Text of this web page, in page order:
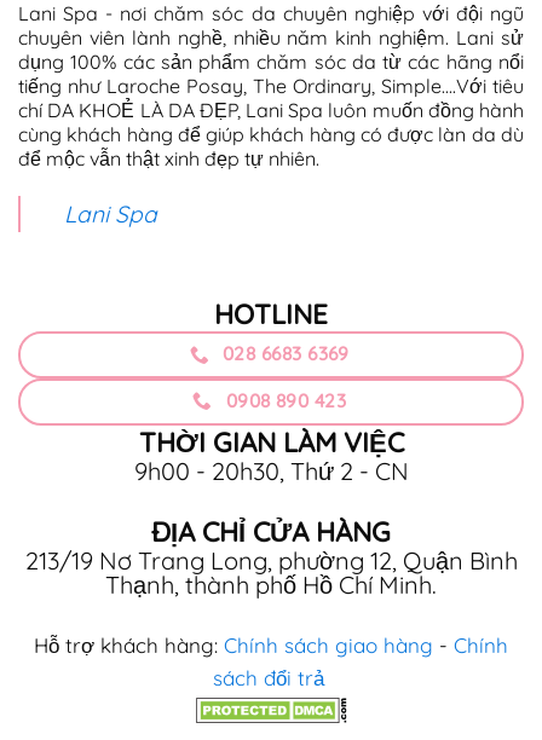
Lani Spa - nơi chăm sóc da chuyên nghiệp với đội ngũ
chuyên viên lành nghề, nhiều năm kinh nghiệm. Lani sử
dụng 100% các sản phẩm chăm sóc da từ các hãng nổi
tiếng như Laroche Posay, The Ordinary, Simple....Với tiêu
chí DA KHOẺ LÀ DA ĐẸP, Lani Spa luôn muốn đồng hành
cùng khách hàng để giúp khách hàng có được làn da dù
để mộc vẫn thật xinh đẹp tự nhiên.
Lani Spa
HOTLINE
028 6683 6369
0908 890 423
THỜI GIAN LÀM VIỆC
9h00 - 20h30, Thứ 2 - CN
ĐỊA CHỈ CỬA HÀNG
213/19 Nơ Trang Long, phường 12, Quận Bình
Thạnh, thành phố Hồ Chí Minh.
Hỗ trợ khách hàng: Chính sách giao hàng - Chính
sách đổi trả